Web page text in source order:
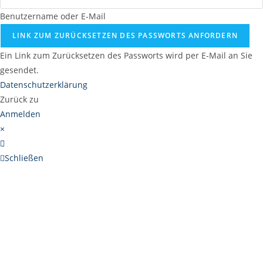
Benutzername oder E-Mail
LINK ZUM ZURÜCKSETZEN DES PASSWORTS ANFORDERN
Ein Link zum Zurücksetzen des Passworts wird per E-Mail an Sie
gesendet.
Datenschutzerklärung
Zurück zu
Anmelden
×
Schließen